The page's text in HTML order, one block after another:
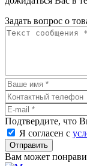
Задать вопрос о
Подтвердите, что
Я согласен с
Отправить
Вам может